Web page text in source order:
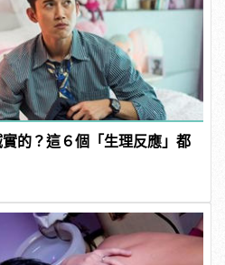
的？這６個「生理反應」都